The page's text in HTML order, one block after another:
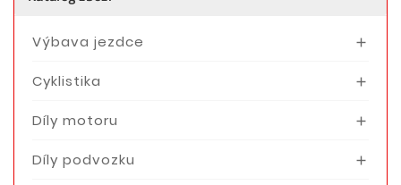
Výbava jezdce 
Cyklistika 
Díly motoru 
Díly podvozku 